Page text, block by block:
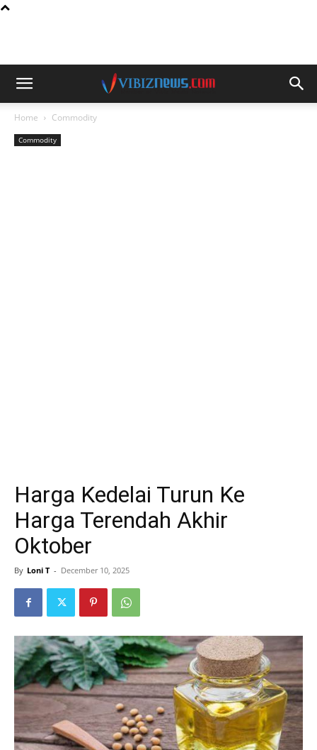
Home Commodity
Commodity
Harga Kedelai Turun Ke
Harga Terendah Akhir
Oktober
By Loni T - December 10, 2025